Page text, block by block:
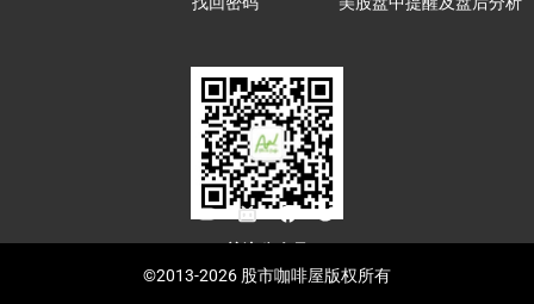
©2013-2026 股市咖啡屋版权所有